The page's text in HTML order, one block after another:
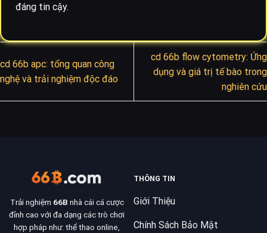
đáng tin cậy.
cd 66b apc: tổng quan công
nghệ và trải nghiệm độc đáo
cd 66b flow cytometry: Ứng
dụng và giá trị tế bào trong
nghiên cứu
Trải nghiệm 66B nhà cái cá cược
đỉnh cao với đa dạng các trò chơi
hợp pháp như: thể thao online,
THÔNG TIN
Giới Thiệu
Chính Sách Bảo Mật